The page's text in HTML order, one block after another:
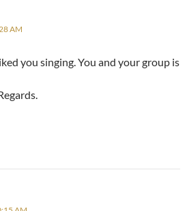
AM
you singing. You and your group is